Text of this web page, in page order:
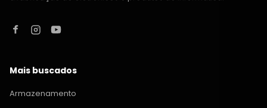
Mais buscados
Armazenamento